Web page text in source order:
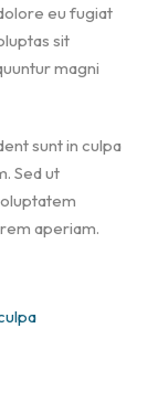
eu fugiat
sit
magni
sunt in culpa
Sed ut
aperiam.